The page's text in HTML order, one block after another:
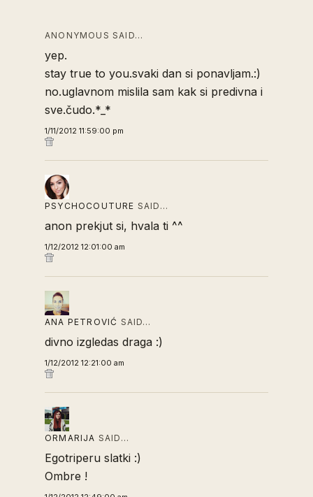
ANONYMOUS SAID…
yep.
stay true to you.svaki dan si ponavljam.:)
no.uglavnom mislila sam kak si predivna i
sve.čudo.*_*
1/11/2012 11:59:00 pm
PSYCHOCOUTURE SAID…
anon prekjut si, hvala ti ^^
1/12/2012 12:01:00 am
ANA PETROVIĆ SAID…
divno izgledas draga :)
1/12/2012 12:21:00 am
ORMARIJA SAID…
Egotriperu slatki :)
Ombre !